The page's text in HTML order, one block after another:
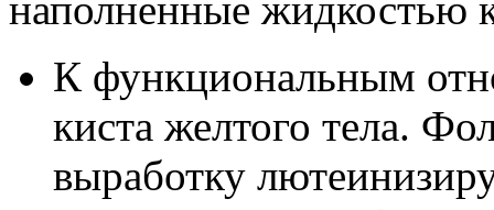
К функциональным
киста желтого тела.
выработку